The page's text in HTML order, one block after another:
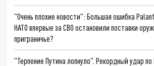
"Очень плохие новости": Большая ошибка
НАТО впервые за СВО остановили поставки
приграничье?
"Терпение Путина лопнуло". Рекордный удар